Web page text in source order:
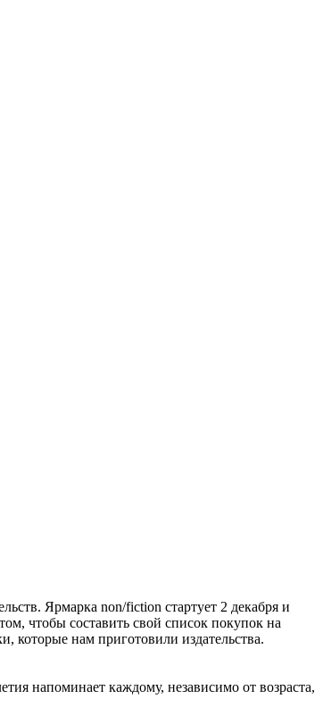
Ярмарка non/fiction стартует 2 декабря и
чтобы составить свой список покупок на
которые нам приготовили издательства.
напоминает каждому, независимо от возраста,